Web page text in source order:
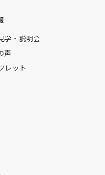
学・説明会
声
レット